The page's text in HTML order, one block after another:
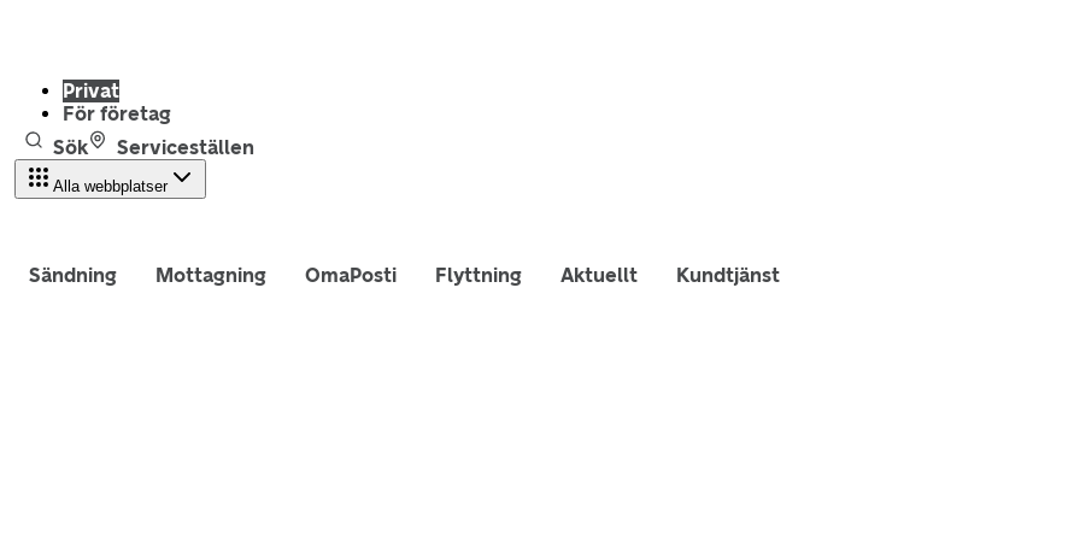
Privat
För företag
Sök
Serviceställen
Alla webbplatser
Sändning Mottagning OmaPosti Flyttning Aktuellt Kundtjänst